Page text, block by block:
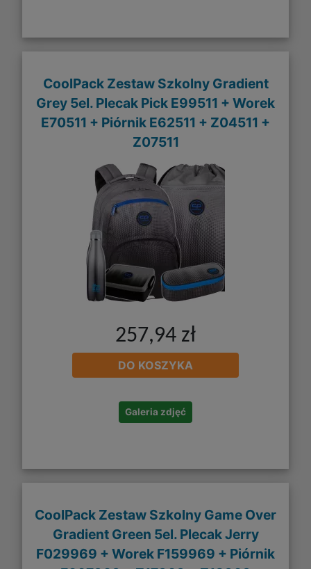
CoolPack Zestaw Szkolny Gradient
Grey 5el. Plecak Pick E99511 + Worek
E70511 + Piórnik E62511 + Z04511 +
Z07511
257,94 zł
DO KOSZYKA
Galeria zdjęć
CoolPack Zestaw Szkolny Game Over
Gradient Green 5el. Plecak Jerry
F029969 + Worek F159969 + Piórnik